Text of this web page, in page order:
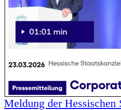
Meldung der